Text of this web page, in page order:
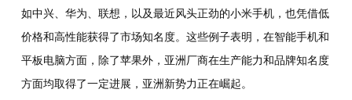
如中兴、华为、联想，以及最近风头正劲的小米手机，也凭借低
价格和高性能获得了市场知名度。这些例子表明，在智能手机和
平板电脑方面，除了苹果外，亚洲厂商在生产能力和品牌知名度
方面均取得了一定进展，亚洲新势力正在崛起。